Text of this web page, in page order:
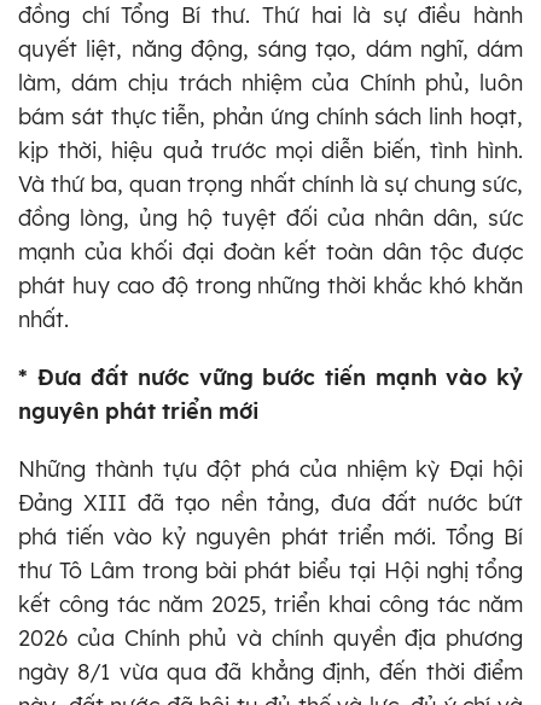
đồng chí Tổng Bí thư. Thứ hai là sự điều hành
quyết liệt, năng động, sáng tạo, dám nghĩ, dám
làm, dám chịu trách nhiệm của Chính phủ, luôn
bám sát thực tiễn, phản ứng chính sách linh hoạt,
kịp thời, hiệu quả trước mọi diễn biến, tình hình.
Và thứ ba, quan trọng nhất chính là sự chung sức,
đồng lòng, ủng hộ tuyệt đối của nhân dân, sức
mạnh của khối đại đoàn kết toàn dân tộc được
phát huy cao độ trong những thời khắc khó khăn
nhất.
* Đưa đất nước vững bước tiến mạnh vào kỷ
nguyên phát triển mới
Những thành tựu đột phá của nhiệm kỳ Đại hội
Đảng XIII đã tạo nền tảng, đưa đất nước bứt
phá tiến vào kỷ nguyên phát triển mới. Tổng Bí
thư Tô Lâm trong bài phát biểu tại Hội nghị tổng
kết công tác năm 2025, triển khai công tác năm
2026 của Chính phủ và chính quyền địa phương
ngày 8/1 vừa qua đã khẳng định, đến thời điểm